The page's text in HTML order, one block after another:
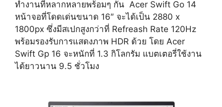
ทำงานที่หลากหลายพร้อมๆ กัน Acer Swift Go 14
หน้าจอที่โดดเด่นขนาด 16″ จะได้เป็น 2880 x
1800px ซึ่งมีสเปกสูงกว่าที่ Refreash Rate 120Hz
พร้อมรองรับการแสดงภาพ HDR ด้วย โดย Acer
Swift Gp 16 จะหนักที่ 1.3 กิโลกรัม แบตเตอรี่ใช้งาน
ได้ยาวนาน 9.5 ชั่วโมง